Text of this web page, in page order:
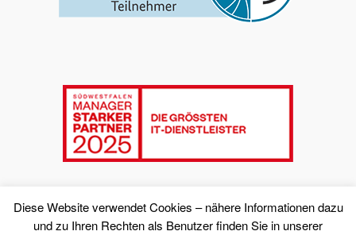
Diese Website verwendet Cookies – nähere Informationen dazu
und zu Ihren Rechten als Benutzer finden Sie in unserer